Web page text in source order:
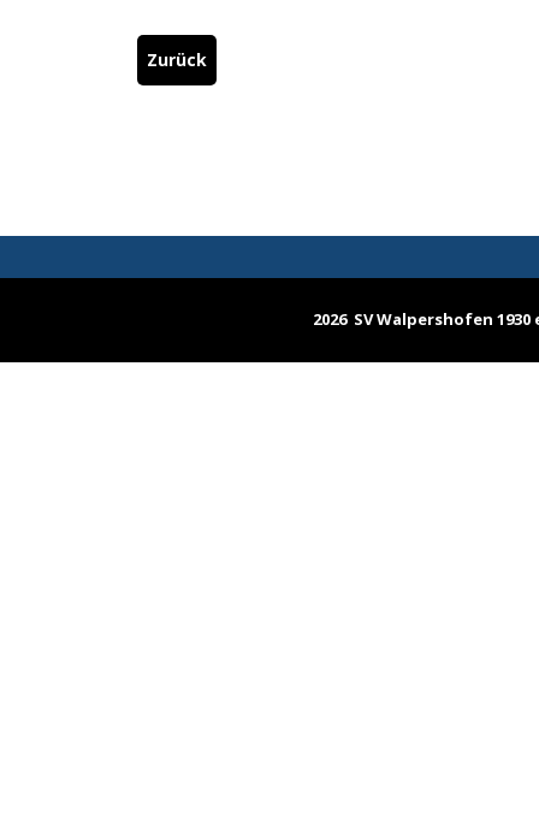
Zurück
2026 SV Walpershofen